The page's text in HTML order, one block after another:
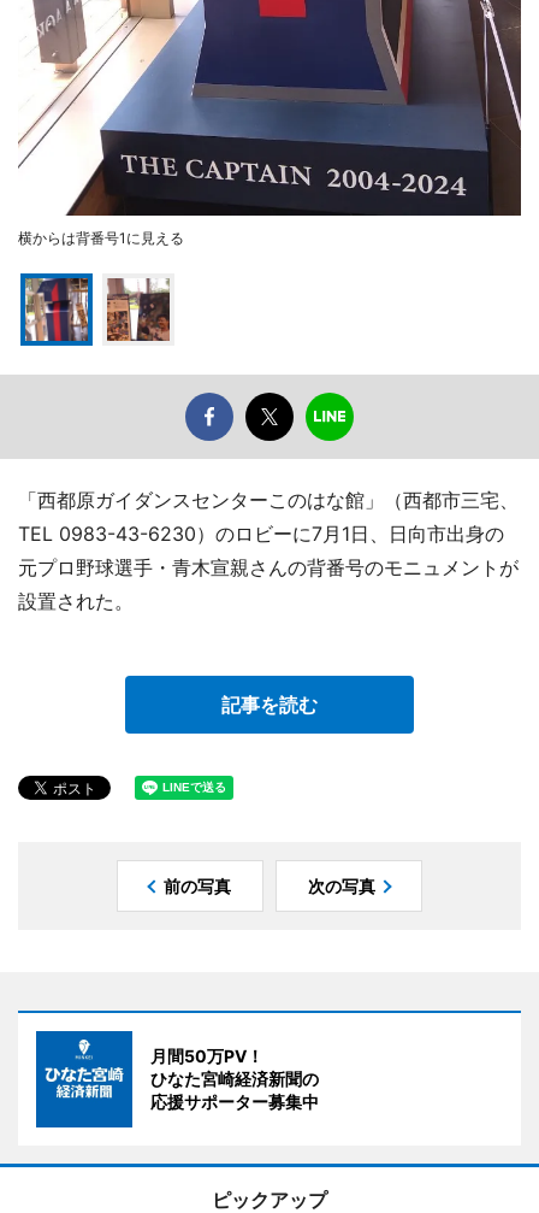
横からは背番号1に見える
「西都原ガイダンスセンターこのはな館」（西都市三宅、
TEL 0983-43-6230）のロビーに7月1日、日向市出身の
元プロ野球選手・青木宣親さんの背番号のモニュメントが
設置された。
記事を読む
前の写真 次の写真
月間50万PV！
ひなた宮崎経済新聞の
応援サポーター募集中
ピックアップ